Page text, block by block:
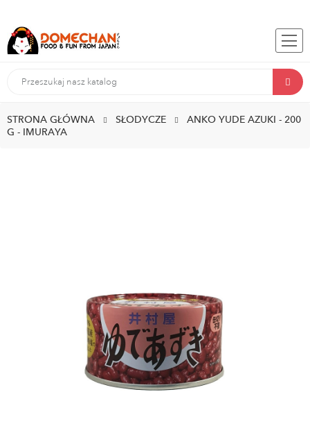
STRONA GŁÓWNA SŁODYCZE
ANKO YUDE AZUKI - 200
G - IMURAYA